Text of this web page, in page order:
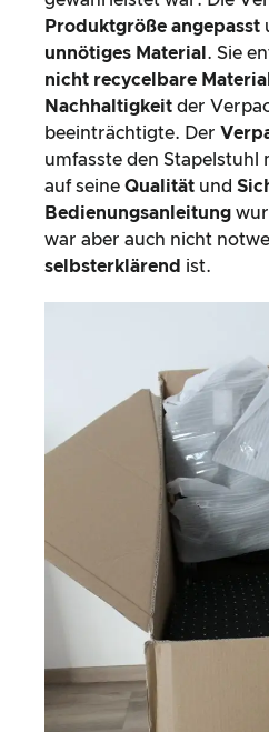
Produktgröße angepasst
unnötiges Material . Sie
nicht recycelbare
Nachhaltigkeit der
beeinträchtigte. Der
umfasste den Stapelstuhl
auf seine Qualität und
Bedienungsanleitung
war aber auch nicht
selbsterklärend ist.